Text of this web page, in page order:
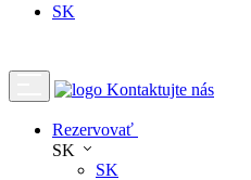
SK
Kontaktujte nás
Rezervovať
SK
SK